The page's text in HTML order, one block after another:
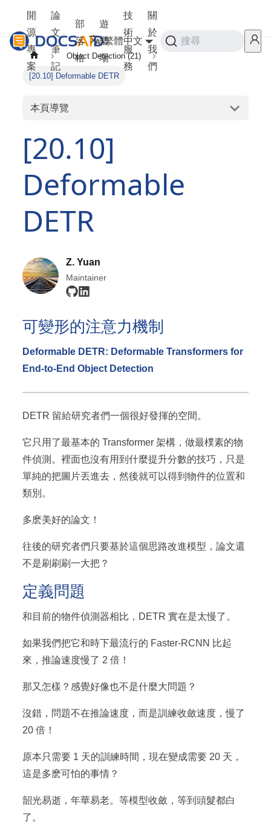
開
源
專
案
論
文
筆
記
部
落
格
遊
樂
場
技
術
服
務
關
於
我
們
繁體中文 搜尋
Object Detection (21)
[20.10] Deformable DETR
本頁導覽
[20.10]
Deformable
DETR
Z. Yuan
Maintainer
可變形的注意力機制
Deformable DETR: Deformable Transformers for
End-to-End Object Detection
DETR 留給研究者們一個很好發揮的空間。
它只用了最基本的 Transformer 架構，做最樸素的物
件偵測。裡面也沒有用到什麼提升分數的技巧，只是
單純的把圖片丟進去，然後就可以得到物件的位置和
類別。
多麽美好的論文！
往後的研究者們只要基於這個思路改進模型，論文還
不是刷刷刷一大把？
定義問題
和目前的物件偵測器相比，DETR 實在是太慢了。
如果我們把它和時下最流行的 Faster-RCNN 比起
來，推論速度慢了 2 倍！
那又怎樣？感覺好像也不是什麼大問題？
沒錯，問題不在推論速度，而是訓練收斂速度，慢了
20 倍！
原本只需要 1 天的訓練時間，現在變成需要 20 天，
這是多麽可怕的事情？
韶光易逝，年華易老。等模型收斂，等到頭髮都白
了。